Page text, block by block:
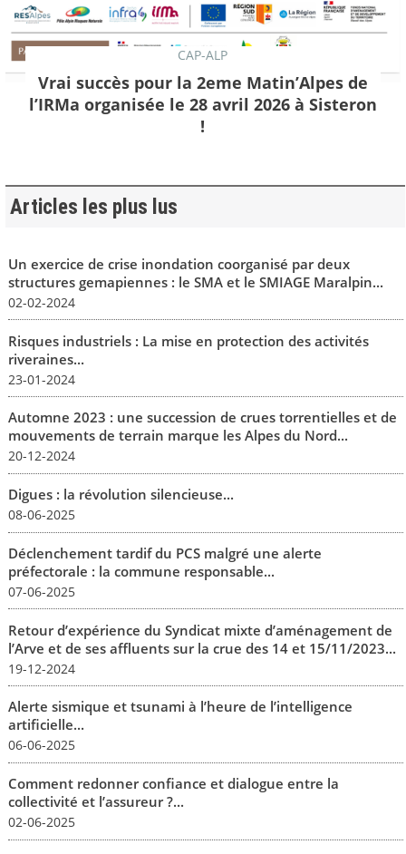
CAP-ALP
Vrai succès pour la 2eme Matin’Alpes de
l’IRMa organisée le 28 avril 2026 à Sisteron
!
Articles les plus lus
Un exercice de crise inondation coorganisé par deux
structures gemapiennes : le SMA et le SMIAGE Maralpin...
02-02-2024
Risques industriels : La mise en protection des activités
riveraines...
23-01-2024
Automne 2023 : une succession de crues torrentielles et de
mouvements de terrain marque les Alpes du Nord...
20-12-2024
Digues : la révolution silencieuse...
08-06-2025
Déclenchement tardif du PCS malgré une alerte
préfectorale : la commune responsable...
07-06-2025
Retour d’expérience du Syndicat mixte d’aménagement de
l’Arve et de ses affluents sur la crue des 14 et 15/11/2023...
19-12-2024
Alerte sismique et tsunami à l’heure de l’intelligence
artificielle...
06-06-2025
Comment redonner confiance et dialogue entre la
collectivité et l’assureur ?...
02-06-2025